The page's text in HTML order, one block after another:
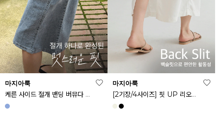
마지아룩
케른 사이드 절개 밴딩 버뮤다 데님 반바지
마지아룩
[2기장/4사이즈] 핏 UP 리오셀 스판 스커트